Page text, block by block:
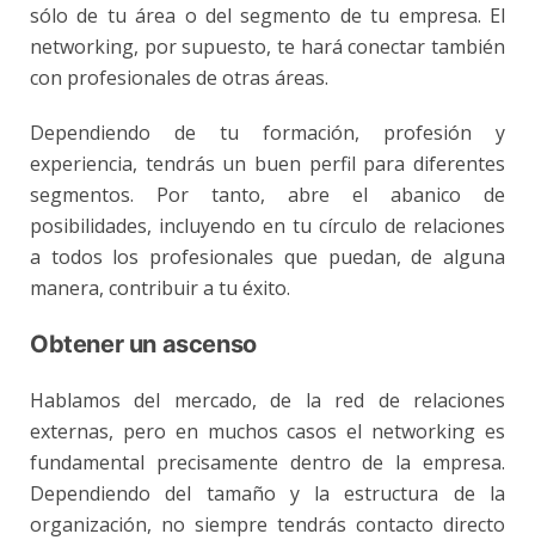
sólo de tu área o del segmento de tu empresa. El
networking, por supuesto, te hará conectar también
con profesionales de otras áreas.
Dependiendo de tu formación, profesión y
experiencia, tendrás un buen perfil para diferentes
segmentos. Por tanto, abre el abanico de
posibilidades, incluyendo en tu círculo de relaciones
a todos los profesionales que puedan, de alguna
manera, contribuir a tu éxito.
Obtener un ascenso
Hablamos del mercado, de la red de relaciones
externas, pero en muchos casos el networking es
fundamental precisamente dentro de la empresa.
Dependiendo del tamaño y la estructura de la
organización, no siempre tendrás contacto directo